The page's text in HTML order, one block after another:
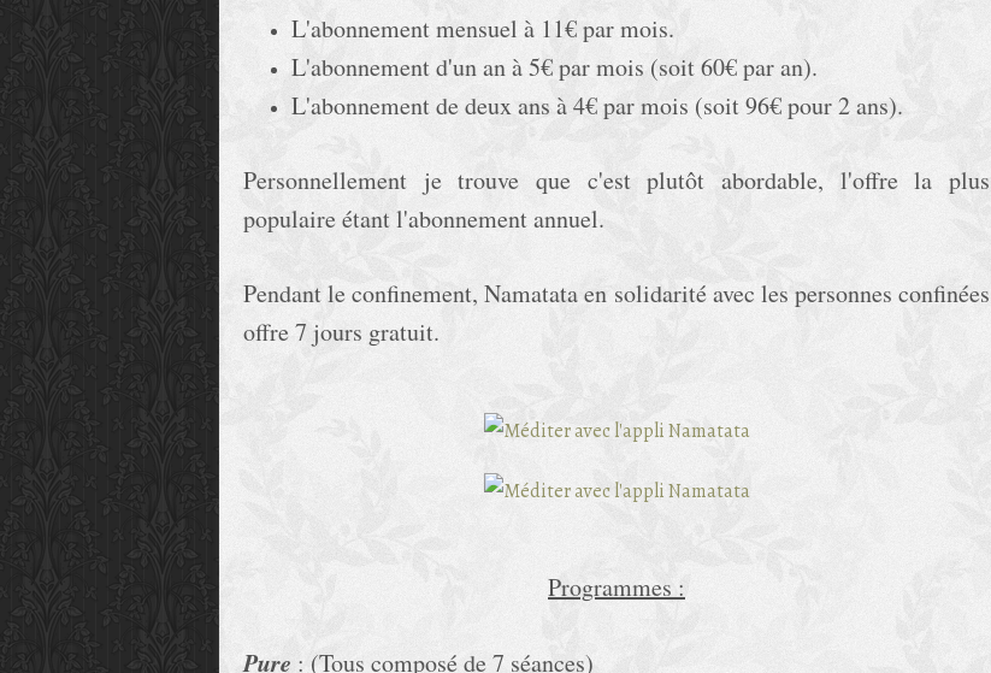
L'abonnement mensuel à 11€ par mois.
L'abonnement d'un an à 5€ par mois (soit 60€ par an).
L'abonnement de deux ans à 4€ par mois (soit 96€ pour 2 ans).
Personnellement je trouve que c'est plutôt abordable, l'offre la plus
populaire étant l'abonnement annuel.
Pendant le confinement, Namatata en solidarité avec les personnes confinées
offre 7 jours gratuit.
Programmes :
Pure : (Tous composé de 7 séances)